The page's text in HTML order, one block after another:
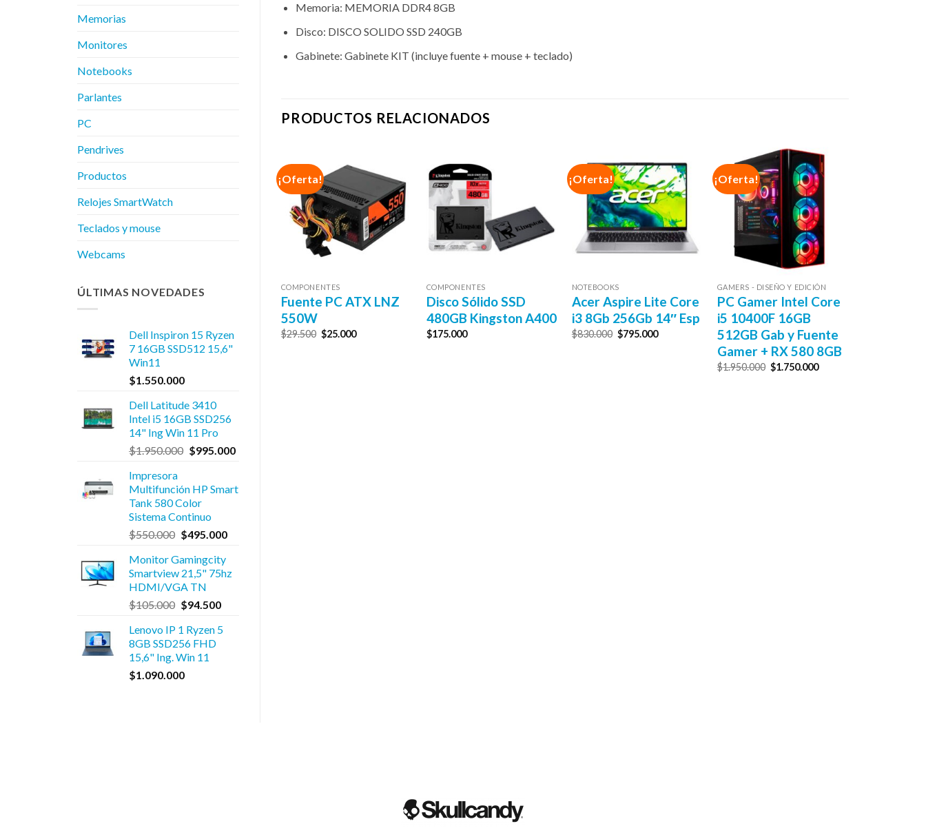
Memorias
Monitores
Notebooks
Parlantes
PC
Pendrives
Productos
Relojes SmartWatch
Teclados y mouse
Webcams
ÚLTIMAS NOVEDADES
Dell Inspiron 15 Ryzen
7 16GB SSD512 15,6"
Win11
$1.550.000
Dell Latitude 3410
Intel i5 16GB SSD256
14" Ing Win 11 Pro
$1.950.000 El
era:
$1.950.000.
$995.000El
es:
Impresora
Multifunción HP Smart
Tank 580 Color
Sistema Continuo
$550.000 El
original
era:
$550.000.
$495.000El
es:
Monitor Gamingcity
Smartview 21,5" 75hz
HDMI/VGA TN
$105.000 El
original
era:
$105.000.
$94.500El
actual
Lenovo IP 1 Ryzen 5
8GB SSD256 FHD
15,6" Ing. Win 11
$1.090.000
Memoria: MEMORIA DDR4 8GB
Disco: DISCO SOLIDO SSD 240GB
Gabinete: Gabinete KIT (incluye fuente + mouse + teclado)
PRODUCTOS RELACIONADOS
¡Oferta!
COMPONENTES
Fuente PC ATX LNZ
550W
$29.500 El
precio
$25.000El
COMPONENTES
Disco Sólido SSD
480GB Kingston A400
$175.000
¡Oferta!
NOTEBOOKS
Acer Aspire Lite Core
i3 8Gb 256Gb 14″ Esp
$830.000 El
precio
$795.000El
¡Oferta!
GAMERS - DISEÑO Y EDICIÓN
PC Gamer Intel Core
i5 10400F 16GB
512GB Gab y Fuente
Gamer + RX 580 8GB
$1.950.000 El
precio
$1.750.000El
Intel Core i7
NOTEBOOKS
Lenovo IP 1 Ryzen 5
15,6″ Ing. Win 11
$1.090.000